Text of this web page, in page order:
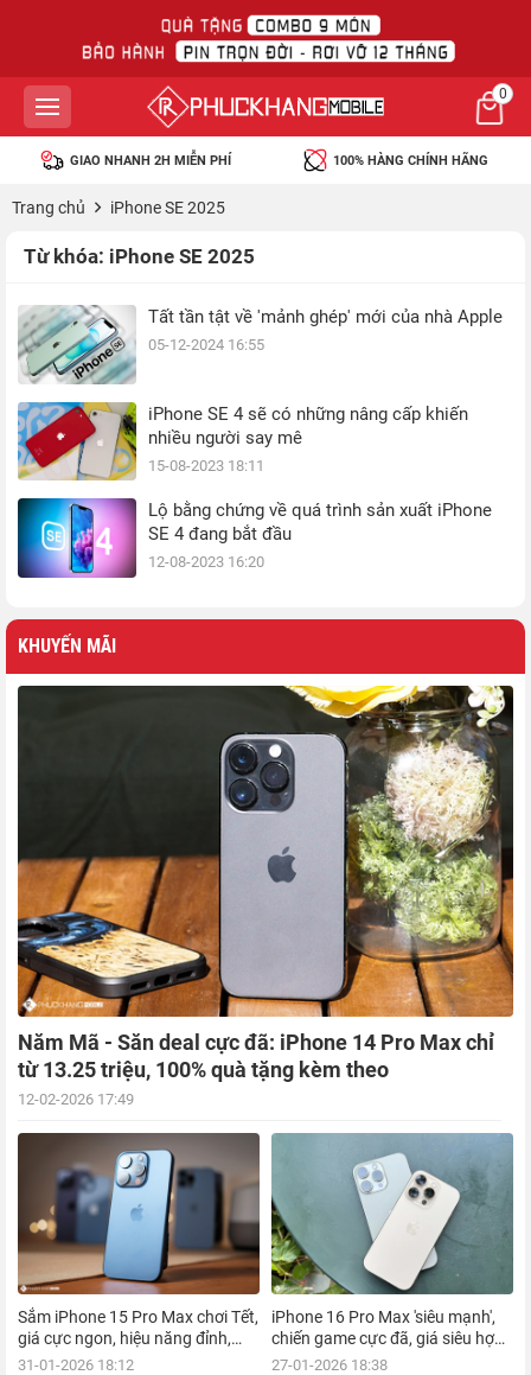
0
GIAO NHANH 2H MIỄN PHÍ 100% HÀNG CHÍNH HÃNG
Trang chủ iPhone SE 2025
Từ khóa: iPhone SE 2025
Tất tần tật về 'mảnh ghép' mới của nhà Apple
05-12-2024 16:55
iPhone SE 4 sẽ có những nâng cấp khiến
nhiều người say mê
15-08-2023 18:11
Lộ bằng chứng về quá trình sản xuất iPhone
SE 4 đang bắt đầu
12-08-2023 16:20
KHUYẾN MÃI
Năm Mã - Săn deal cực đã: iPhone 14 Pro Max chỉ
từ 13.25 triệu, 100% quà tặng kèm theo
12-02-2026 17:49
Sắm iPhone 15 Pro Max chơi Tết,
giá cực ngon, hiệu năng đỉnh,
kèm nhiều ưu đãi, mua ngay!
31-01-2026 18:12
iPhone 16 Pro Max 'siêu mạnh',
chiến game cực đã, giá siêu hợp
lý, mua ngay!
27-01-2026 18:38